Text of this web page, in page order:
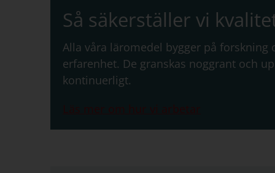
Så säkerställer vi
Alla våra läromedel bygger på forskning
erfarenhet. De granskas noggrant och
kontinuerligt.